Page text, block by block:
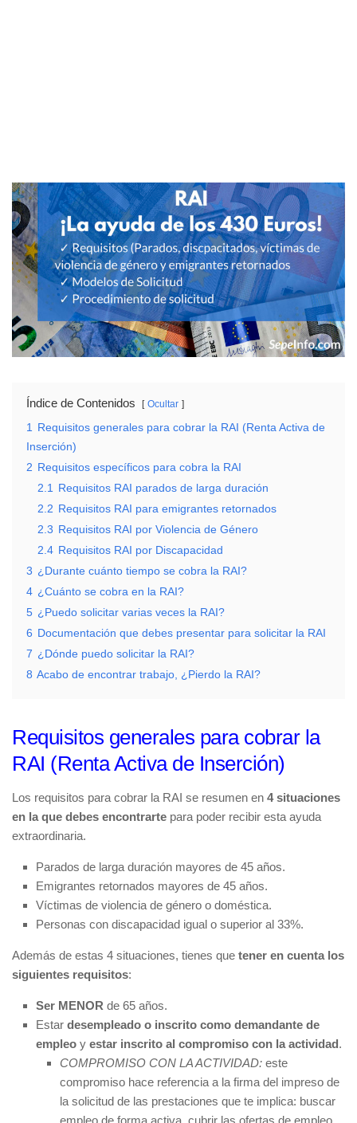
Índice de Contenidos Ocultar
1
Requisitos generales para cobrar la RAI (Renta Activa de
Inserción)
2 Requisitos específicos para cobra la RAI
2.1
Requisitos RAI parados de larga duración
2.2 Requisitos RAI para emigrantes retornados
2.3 Requisitos RAI por Violencia de Género
2.4 Requisitos RAI por Discapacidad
3 ¿Durante cuánto tiempo se cobra la RAI?
4 ¿Cuánto se cobra en la RAI?
5 ¿Puedo solicitar varias veces la RAI?
6 Documentación que debes presentar para solicitar la RAI
7 ¿Dónde puedo solicitar la RAI?
8 Acabo de encontrar trabajo, ¿Pierdo la RAI?
Requisitos generales para cobrar la
RAI (Renta Activa de Inserción)
Los requisitos para cobrar la RAI se resumen en 4 situaciones
en la que debes encontrarte para poder recibir esta ayuda
extraordinaria.
Parados de larga duración mayores de 45 años.
Emigrantes retornados mayores de 45 años.
Víctimas de violencia de género o doméstica.
Personas con discapacidad igual o superior al 33%.
Además de estas 4 situaciones, tienes que tener en cuenta los
siguientes requisitos:
Ser MENOR de 65 años.
Estar desempleado o inscrito como demandante de
empleo y estar inscrito al compromiso con la actividad.
COMPROMISO CON LA ACTIVIDAD: este
compromiso hace referencia a la firma del impreso de
la solicitud de las prestaciones que te implica: buscar
empleo de forma activa, cubrir las ofertas de empleo,